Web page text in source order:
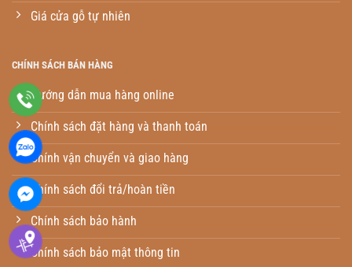
Giá cửa gỗ tự nhiên
CHÍNH SÁCH BÁN HÀNG
Hướng dẫn mua hàng online
Chính sách đặt hàng và thanh toán
Chính vận chuyển và giao hàng
Chính sách đổi trả/hoàn tiền
Chính sách bảo hành
Chính sách bảo mật thông tin